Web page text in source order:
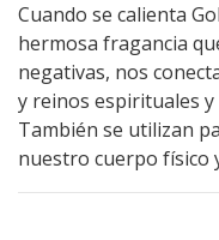
Cuando se calienta
hermosa fragancia
negativas, nos
y reinos espirituales
También se utilizan
nuestro cuerpo físico